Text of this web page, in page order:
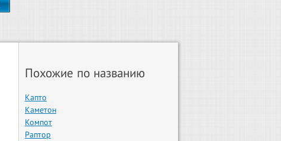
Похожие по названию
Капто
Каметон
Компот
Раптор